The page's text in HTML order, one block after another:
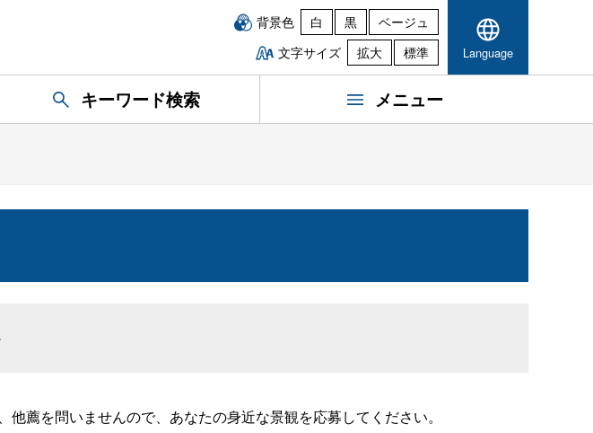
背景色 白 黒
ベージュ
文字サイズ
拡大 標準 Language
キーワード検索 メニュー
薦を問いませんので、あなたの身近な景観を応募してください。